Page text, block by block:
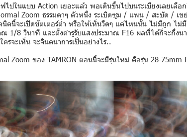
ไปในแบบ Action เยอะแล้ว พอเดินขึ้นไปบนระเบียงเลยเลือ
Zoom ธรรมดาๆ ตัวหนึ่ง ระเบิดซูม / แพน / สะบัด / เข
นิคนี้จะเปิดชัตเตอร์ต่ำ หรือให้เห็นวืดๆ แค่ไหนนั้น ไม่มีถูก ไ
ณ 1/8 วินาที และตั้งค่ารูรับแสงประมาณ F16 ผลที่ได้ก็จะกึ่งน
รจะเห็น จะจินตนาการเป็นอย่างไร..
Zoom ของ TAMRON ตอนนี้จะมีรุ่นใหม่ คือรุ่น 28-75mm